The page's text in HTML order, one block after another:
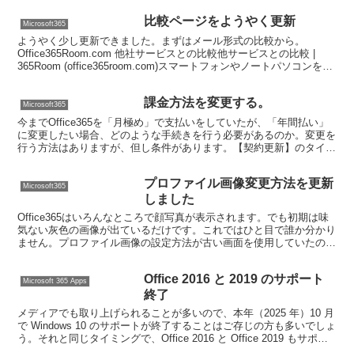
Microsoft365 比較ページをようやく更新
ようやく少し更新できました。まずはメール形式の比較から。
Office365Room.com 他社サービスとの比較他サービスとの比較 |
365Room (office365room.com)スマートフォンやノートパソコンを使
Microsoft365 課金方法を変更する。
今までOffice365を「月極め」で支払いをしていたが、「年間払い」
に変更したい場合、どのような手続きを行う必要があるのか。変更を
行う方法はありますが、但し条件があります。【契約更新】のタイミ
Microsoft365
プロファイル画像変更方法を更新
しました
Office365はいろんなところで顔写真が表示されます。でも初期は味
気ない灰色の画像が出ているだけです。これではひと目で誰か分かり
ません。プロファイル画像の設定方法が古い画面を使用していたので
Microsoft 365 Apps
Office 2016 と 2019 のサポート
終了
メディアでも取り上げられることが多いので、本年（2025 年）10 月
で Windows 10 のサポートが終了することはご存じの方も多いでしょ
う。それと同じタイミングで、Office 2016 と Office 2019 もサポー